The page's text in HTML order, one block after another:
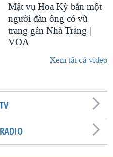
Mật vụ Hoa Kỳ bắn một
người đàn ông có vũ
trang gần Nhà Trắng |
VOA
Xem tất cả video